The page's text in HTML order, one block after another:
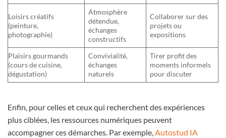
Loisirs créatifs
(peinture,
photographie)
Atmosphère
détendue,
échanges
constructifs
Collaborer sur des
projets ou
expositions
Plaisirs gourmands
(cours de cuisine,
dégustation)
Convivialité,
échanges
naturels
Tirer profit des
moments informels
pour discuter
Enfin, pour celles et ceux qui recherchent des expériences
plus ciblées, les ressources numériques peuvent
accompagner ces démarches. Par exemple,Autostud IA